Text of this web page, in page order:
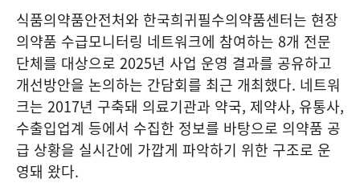
식품의약품안전처와 한국희귀필수의약품센터는 현장
의약품 수급모니터링 네트워크에 참여하는 8개 전문
단체를 대상으로 2025년 사업 운영 결과를 공유하고
개선방안을 논의하는 간담회를 최근 개최했다. 네트워
크는 2017년 구축돼 의료기관과 약국, 제약사, 유통사,
수출입업계 등에서 수집한 정보를 바탕으로 의약품 공
급 상황을 실시간에 가깝게 파악하기 위한 구조로 운
영돼 왔다.